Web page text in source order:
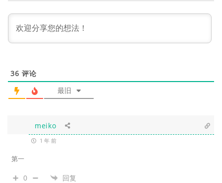
36 评论
最旧
meiko
1 年 前
第一
0 回复